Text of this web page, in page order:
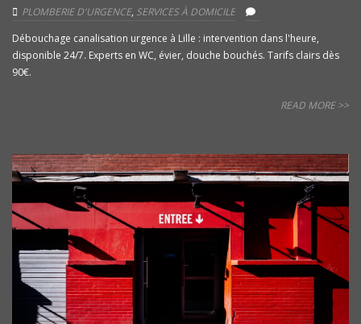
PLOMBERIE D'URGENCE, SERVICES À DOMICILE
Débouchage canalisation urgence à Lille : intervention dans l'heure,
disponible 24/7. Experts en WC, évier, douche bouchés. Tarifs clairs dès
90€.
READ MORE >>